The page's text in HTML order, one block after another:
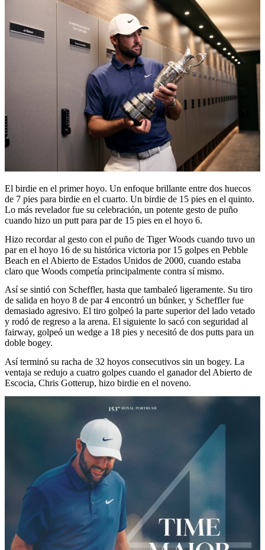
El birdie en el primer hoyo. Un enfoque brillante entre dos huecos
de 7 pies para birdie en el cuarto. Un birdie de 15 pies en el quinto.
Lo más revelador fue su celebración, un potente gesto de puño
cuando hizo un putt para par de 15 pies en el hoyo 6.
Hizo recordar al gesto con el puño de Tiger Woods cuando tuvo un
par en el hoyo 16 de su histórica victoria por 15 golpes en Pebble
Beach en el Abierto de Estados Unidos de 2000, cuando estaba
claro que Woods competía principalmente contra sí mismo.
Así se sintió con Scheffler, hasta que tambaleó ligeramente. Su tiro
de salida en hoyo 8 de par 4 encontró un búnker, y Scheffler fue
demasiado agresivo. El tiro golpeó la parte superior del lado vetado
y rodó de regreso a la arena. El siguiente lo sacó con seguridad al
fairway, golpeó un wedge a 18 pies y necesitó de dos putts para un
doble bogey.
Así terminó su racha de 32 hoyos consecutivos sin un bogey. La
ventaja se redujo a cuatro golpes cuando el ganador del Abierto de
Escocia, Chris Gotterup, hizo birdie en el noveno.